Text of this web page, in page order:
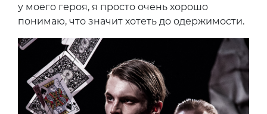
у моего героя, я просто очень хорошо
понимаю, что значит хотеть до одержимости.